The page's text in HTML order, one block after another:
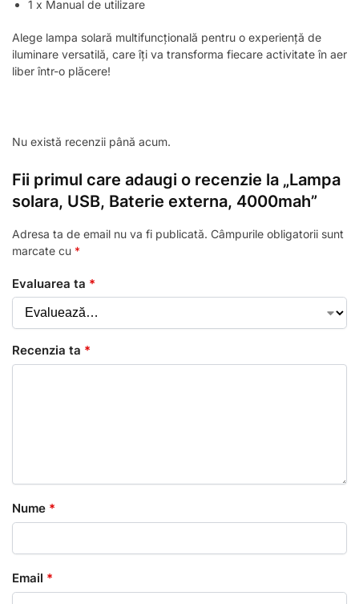
1 x Manual de utilizare
Alege lampa solară multifuncțională pentru o experiență de
iluminare versatilă, care îți va transforma fiecare activitate în aer
liber într-o plăcere!
Nu există recenzii până acum.
Fii primul care adaugi o recenzie la „Lampa
solara, USB, Baterie externa, 4000mah”
Adresa ta de email nu va fi publicată. Câmpurile obligatorii sunt
marcate cu *
Evaluarea ta *
Recenzia ta *
Nume *
Email *